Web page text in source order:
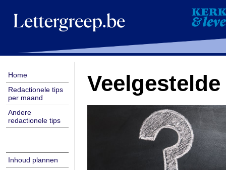
Home
Redactionele tips
per maand
Andere
redactionele tips
Inhoud plannen